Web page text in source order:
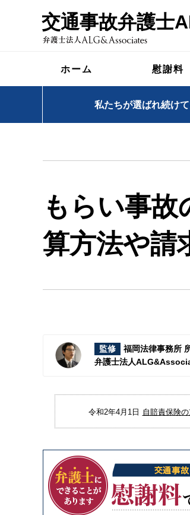
交通事故弁護士
ホーム 慰謝料
私たちが選ばれ続け
もらい事故
算方法や請
監修
福岡法律事務所
弁護士法人
令和2年4月1日 自賠責保険